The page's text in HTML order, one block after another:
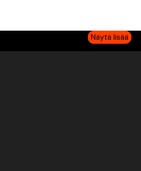
Näytä lisää